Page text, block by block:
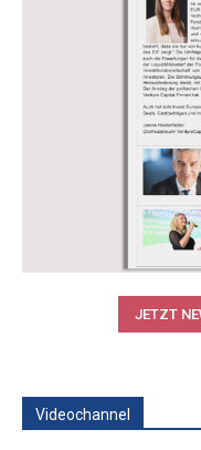
JETZT
Videochannel